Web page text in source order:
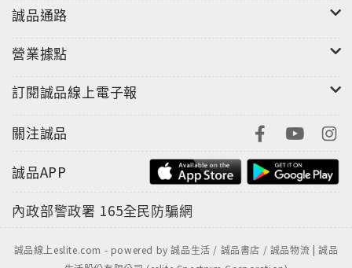
誠品通路
營業據點
訂閱誠品線上電子報
關注誠品
誠品APP
內政部警政署 165全民防騙網
誠品線上eslite.com - powered by 誠品生活 / 誠品書店 / 誠品物流 | 誠品